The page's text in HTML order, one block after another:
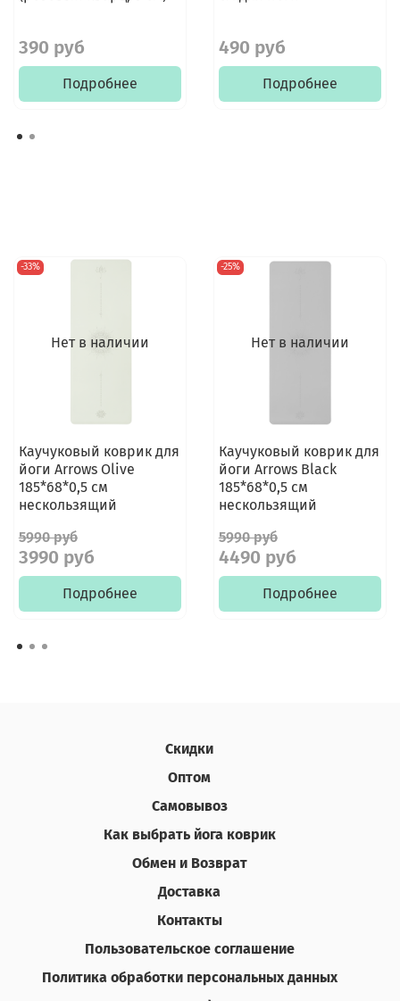
390 руб
Подробнее
490 руб
Подробнее
Нет в наличии
-33%
Каучуковый коврик для
йоги Arrows Olive
185*68*0,5 см
нескользящий
5990 руб
3990 руб
Подробнее
Нет в наличии
-25%
Каучуковый коврик для
йоги Arrows Black
185*68*0,5 см
нескользящий
5990 руб
4490 руб
Подробнее
Скидки
Оптом
Самовывоз
Как выбрать йога коврик
Обмен и Возврат
Доставка
Контакты
Пользовательское соглашение
Политика обработки персональных данных